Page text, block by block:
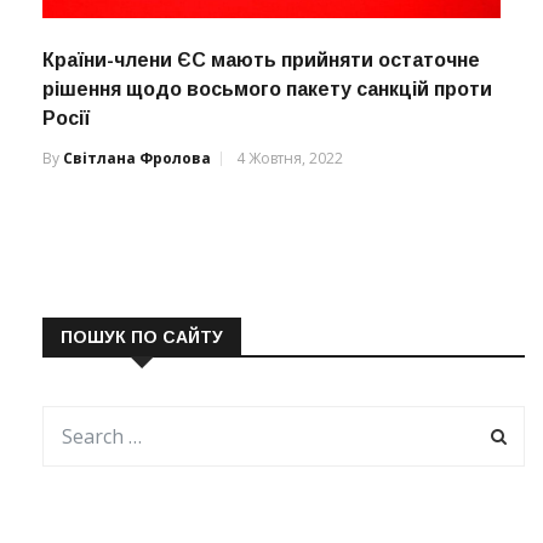
Країни-члени ЄС мають прийняти остаточне
рішення щодо восьмого пакету санкцій проти
Росії
By Світлана Фролова 4 Жовтня, 2022
ПОШУК ПО САЙТУ